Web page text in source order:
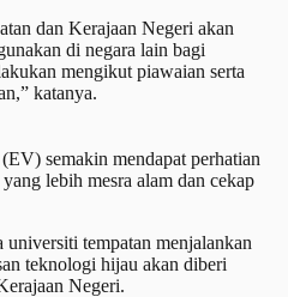
dan Kerajaan Negeri akan
di negara lain bagi
mengikut piawaian serta
katanya.
semakin mendapat perhatian
lebih mesra alam dan cekap
universiti tempatan menjalankan
teknologi hijau akan diberi
Negeri.